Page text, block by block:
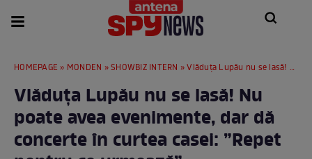
HOMEPAGE » MONDEN »SHOWBIZ INTERN » Vlăduța Lupău nu se lasă! Nu poate avea evenimente, dar dă concerte în curtea casei: ”Repet pentru ce urmează”
Vlăduța Lupău nu se lasă! Nu
poate avea evenimente, dar dă
concerte în curtea casei: ”Repet